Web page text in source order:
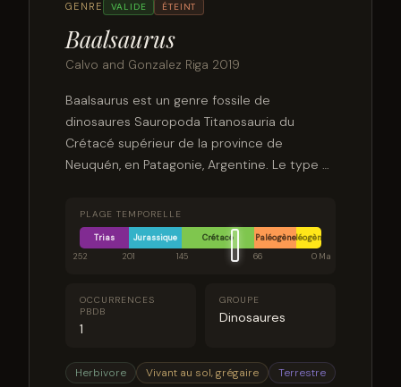
GENRE VALIDE ÉTEINT
Baalsaurus
Calvo and Gonzalez Riga 2019
Baalsaurus est un genre fossile de
dinosaures Sauropoda Titanosauria du
Crétacé supérieur de la province de
Neuquén, en Patagonie, Argentine. Le type et
mansillai, dont le nom spécifique honore le
découvreur Juan Eduardo Mansilla, un
technicien de musée au Musée de géologie
de Comahue.
PLAGE TEMPORELLE
Trias Jurassique Crétacé PaléogèneNéogène
252
201 145 66 0 Ma
OCCURRENCES
PBDB
1
GROUPE
Dinosaures
Herbivore Vivant au sol, grégaire Terrestre